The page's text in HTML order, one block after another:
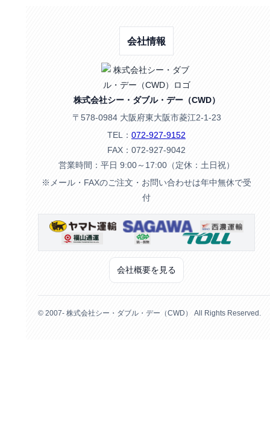
会社情報
株式会社シー・ダブル・デー（CWD）
〒578-0984 大阪府東大阪市菱江2-1-23
TEL： 072-927-9152
FAX：072-927-9042
営業時間：平日 9:00～17:00（定休：土日祝）
※メール・FAXのご注文・お問い合わせは年中無休で受
付
会社概要を見る
© 2007- 株式会社シー・ダブル・デー（CWD） All Rights Reserved.